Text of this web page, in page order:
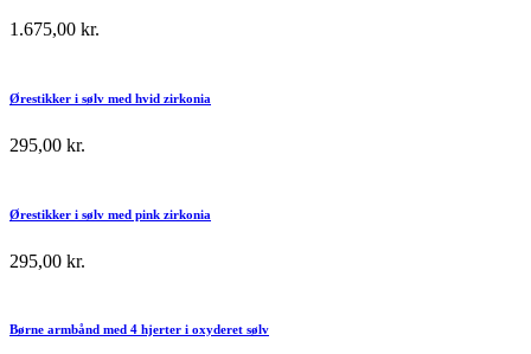
1.675,00 kr.
Ørestikker i sølv med hvid zirkonia
295,00 kr.
Ørestikker i sølv med pink zirkonia
295,00 kr.
Børne armbånd med 4 hjerter i oxyderet sølv